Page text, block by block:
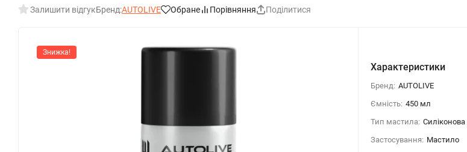
Залишити відгукБренд:AUTOLIVE Обране Порівняння Поділитися
Знижка!
Характеристики
Бренд: AUTOLIVE
Ємність: 450 мл
Тип мастила: Силіконова
Застосування: Мастило